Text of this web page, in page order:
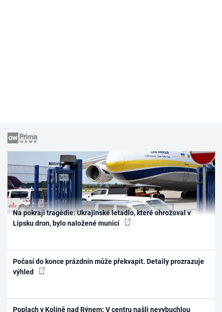
Na pokraji tragédie: Ukrajinské letadlo, které ohrožoval v
Lipsku dron, bylo naložené municí
Počasí do konce prázdnin může překvapit. Detaily prozrazuje
výhled
Poplach v Kolíně nad Rýnem: V centru našli nevybuchlou